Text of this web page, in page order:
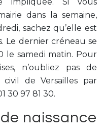
dans la semaine,
sachez qu’elle est
Le dernier créneau se
le samedi matin. Pour
n’oubliez pas de
de Versailles par
30 97 81 30.
naissance